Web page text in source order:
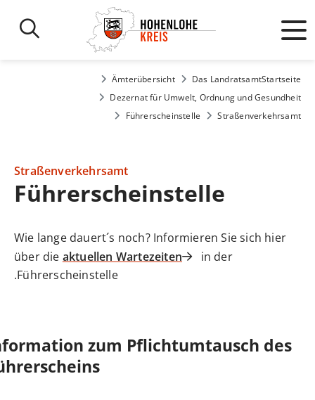
Startseite
Das Landratsamt
Ämterübersicht
Dezernat für Umwelt, Ordnung und Gesundheit
Straßenverkehrsamt
Führerscheinstelle
Straßenverkehrsamt
Führerscheinstelle
Wie lange dauert´s noch? Informieren Sie sich hier
über dieaktuellen Wartezeiten
in der
Führerscheinstelle.
Information zum Pflichtumtausch des
Führerscheins